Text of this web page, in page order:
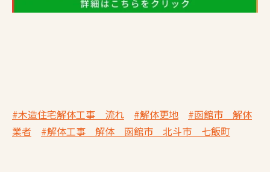
#木造住宅解体工事 流れ #解体更地
#函館市 解体
業者
#解体工事 解体 函館市 北斗市 七飯町